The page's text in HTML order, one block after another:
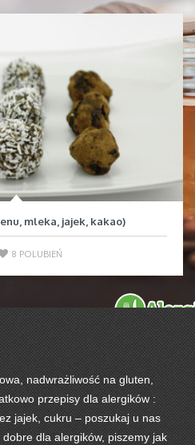
mleka, jajek, kakao)
8 POLUBIEŃ
nadwrażliwość na gluten,
przepisy dla alergików :
jajek, cukru – poszukaj u nas
dla alergików, piszemy jak